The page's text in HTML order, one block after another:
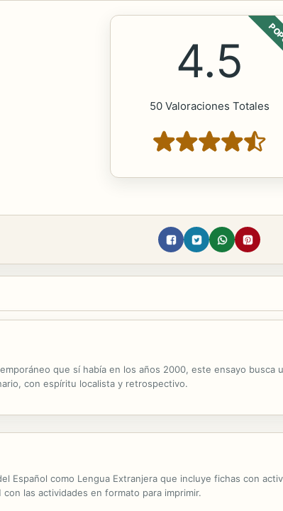
4.5
50 Valoraciones Totales
que sí había en los años 2000, este ensayo busca
con espíritu localista y retrospectivo.
Español como Lengua Extranjera que incluye fichas con
las actividades en formato para imprimir.